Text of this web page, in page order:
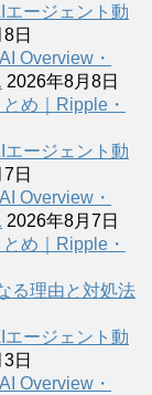
ージェント動
日
Overview・
2026年8月8日
め｜Ripple・
ージェント動
日
Overview・
2026年8月7日
め｜Ripple・
る理由と対処法
ージェント動
日
Overview・